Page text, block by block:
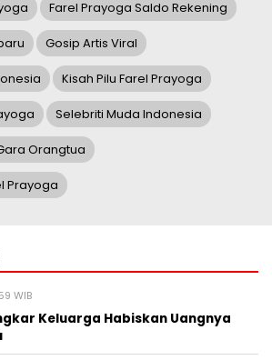
Farel Prayoga Saldo Rekening
Gosip Artis Viral
Kisah Pilu Farel Prayoga
Selebriti Muda Indonesia
Orangtua
Prayoga
WIB
Keluarga Habiskan Uangnya